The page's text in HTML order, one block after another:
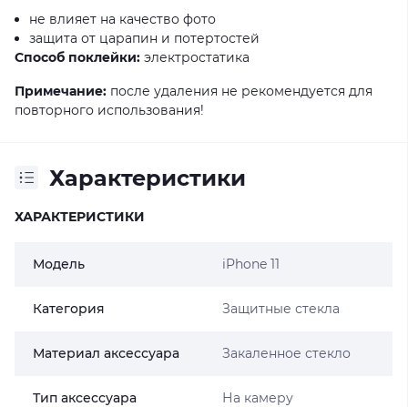
не влияет на качество фото
защита от царапин и потертостей
Способ поклейки: электростатика
Примечание: после удаления не рекомендуется для
повторного использования!
Характеристики
ХАРАКТЕРИСТИКИ
Модель iPhone 11
Категория Защитные стекла
Материал аксессуара Закаленное стекло
Тип аксессуара На камеру